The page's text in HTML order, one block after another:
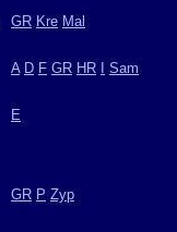
GR Kre Mal
A D F GR HR Sam
E
GR P Zyp